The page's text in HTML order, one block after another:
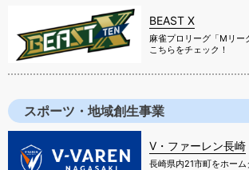
BEAST X
麻雀プロリーグ「Mリー
こちらをチェック！
スポーツ・地域創生事業
V・ファーレン長崎
長崎県内21市町をホー